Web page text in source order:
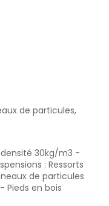
de particules,
densité 30kg/m3 -
: Ressorts
de particules
Pieds en bois